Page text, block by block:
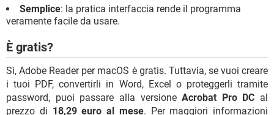
Semplice: la pratica interfaccia rende il programma
veramente facile da usare.
È gratis?
Sì, Adobe Reader per macOS è gratis. Tuttavia, se vuoi creare
i tuoi PDF, convertirli in Word, Excel o proteggerli tramite
password, puoi passare alla versioneAcrobat Pro DC al
prezzo di 18,29 euro al mese. Per maggiori informazioni